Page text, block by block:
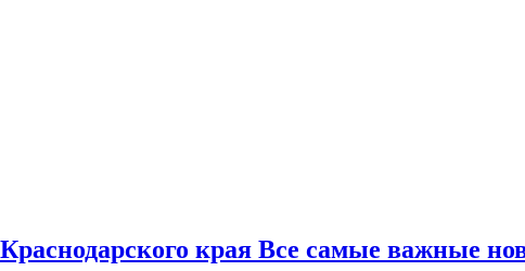
края Все самые важные